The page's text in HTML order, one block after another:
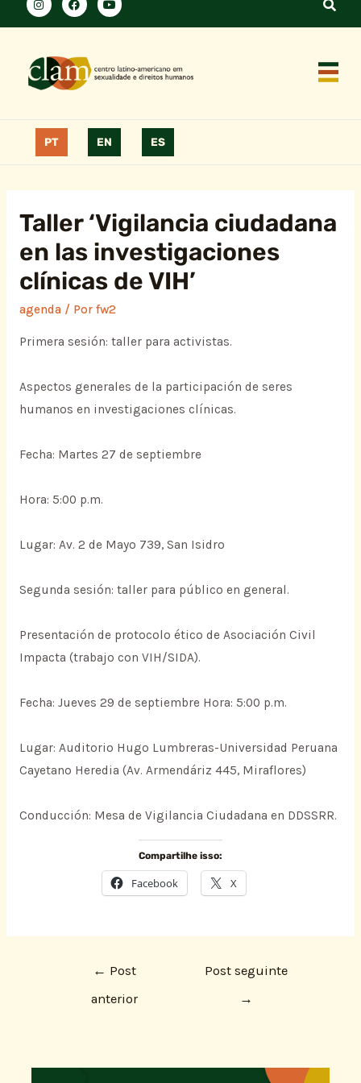
PT EN ES
Taller ‘Vigilancia ciudadana
en las investigaciones
clínicas de VIH’
agenda/ Por fw2
Primera sesión: taller para activistas.
Aspectos generales de la participación de seres
humanos en investigaciones clínicas.
Fecha: Martes 27 de septiembre
Hora: 5:00 p.m.
Lugar: Av. 2 de Mayo 739, San Isidro
Segunda sesión: taller para público en general.
Presentación de protocolo ético de Asociación Civil
Impacta (trabajo con VIH/SIDA).
Fecha: Jueves 29 de septiembre Hora: 5:00 p.m.
Lugar: Auditorio Hugo Lumbreras-Universidad Peruana
Cayetano Heredia (Av. Armendáriz 445, Miraflores)
Conducción: Mesa de Vigilancia Ciudadana en DDSSRR.
Compartilhe isso:
Facebook X
← Post
anterior
Post seguinte
→